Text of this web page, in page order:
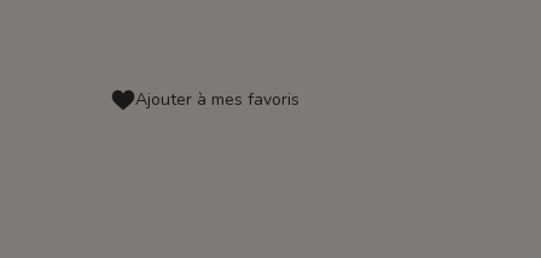
Ajouter à mes favoris